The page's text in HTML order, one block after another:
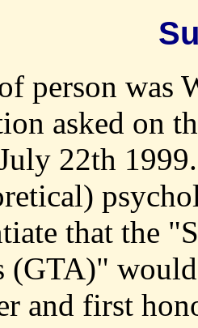
person was
asked on
22th
that the
(GTA)"
and first